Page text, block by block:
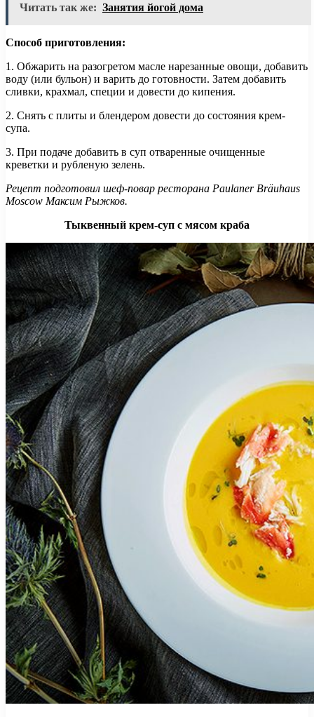
Читать так же: Занятия йогой дома
Способ приготовления:
1. Обжарить на разогретом масле нарезанные овощи, добавить
воду (или бульон) и варить до готовности. Затем добавить
сливки, крахмал, специи и довести до кипения.
2. Снять с плиты и блендером довести до состояния крем-
супа.
3. При подаче добавить в суп отваренные очищенные
креветки и рубленую зелень.
Рецепт подготовил шеф-повар ресторана Paulaner Bräuhaus
Moscow Максим Рыжков.
Тыквенный крем-суп с мясом краба